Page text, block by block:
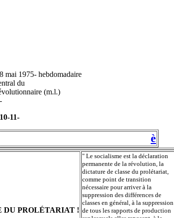
1975- hebdomadaire
du
(m.l.)
11-
è
DU PROLÉTARIAT !
" Le socialisme est la déclaration
permanente de la révolution, la
dictature de classe du prolétariat,
comme point de transition
nécessaire pour arriver à la
suppression des différences de
classes en général, à la suppression
de tous les rapports de production